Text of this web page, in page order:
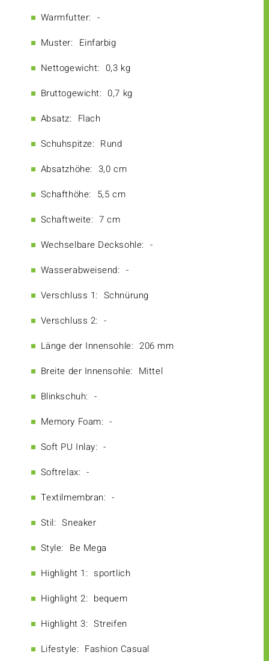
Warmfutter: -
Muster: Einfarbig
Nettogewicht: 0,3 kg
Bruttogewicht: 0,7 kg
Absatz: Flach
Schuhspitze: Rund
Absatzhöhe: 3,0 cm
Schafthöhe: 5,5 cm
Schaftweite: 7 cm
Wechselbare Decksohle: -
Wasserabweisend: -
Verschluss 1: Schnürung
Verschluss 2: -
Länge der Innensohle: 206 mm
Breite der Innensohle: Mittel
Blinkschuh: -
Memory Foam: -
Soft PU Inlay: -
Softrelax: -
Textilmembran: -
Stil: Sneaker
Style: Be Mega
Highlight 1: sportlich
Highlight 2: bequem
Highlight 3: Streifen
Lifestyle: Fashion Casual